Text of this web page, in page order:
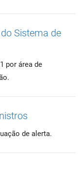
Sistema de
por área de
de alerta.